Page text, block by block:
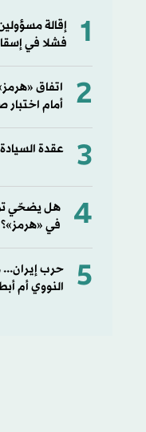
1
إقالة
فشلا في
2
اتفاق
أمام
3 عقدة
4
هل يضحّي
في «هرمز»؟
5
حرب إيران...
النووي أم